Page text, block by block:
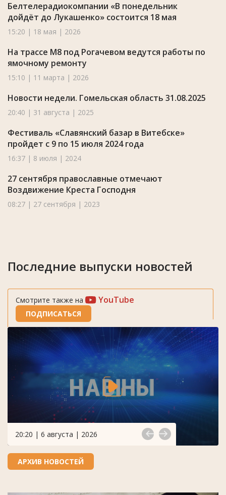
Белтелерадиокомпании «В понедельник
дойдёт до Лукашенко» состоится 18 мая
15:20 | 18 мая | 2026
На трассе М8 под Рогачевом ведутся работы по
ямочному ремонту
15:10 | 11 марта | 2026
Новости недели. Гомельская область 31.08.2025
20:40 | 31 августа | 2025
Фестиваль «Славянский базар в Витебске»
пройдет с 9 по 15 июля 2024 года
16:37 | 8 июля | 2024
27 сентября православные отмечают
Воздвижение Креста Господня
08:27 | 27 сентября | 2023
Последние выпуски новостей
Смотрите также на YouTube
ПОДПИСАТЬСЯ
20:20 | 6 августа | 2026
АРХИВ НОВОСТЕЙ